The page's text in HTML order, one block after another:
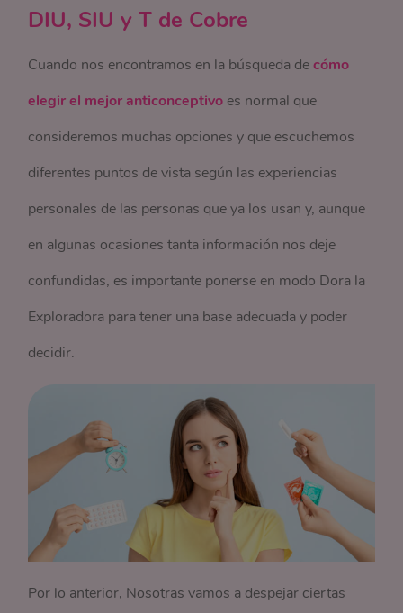
DIU, SIU y T de Cobre
Cuando nos encontramos en la búsqueda decómo
elegir el mejor anticonceptivo es normal que
consideremos muchas opciones y que escuchemos
diferentes puntos de vista según las experiencias
personales de las personas que ya los usan y, aunque
en algunas ocasiones tanta información nos deje
confundidas, es importante ponerse en modo Dora la
Exploradora para tener una base adecuada y poder
decidir.
Por lo anterior, Nosotras vamos a despejar ciertas